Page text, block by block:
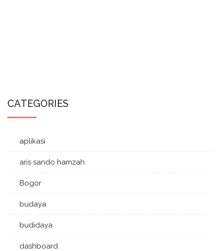
CATEGORIES
aplikasi
aris sando hamzah
Bogor
budaya
budidaya
dashboard